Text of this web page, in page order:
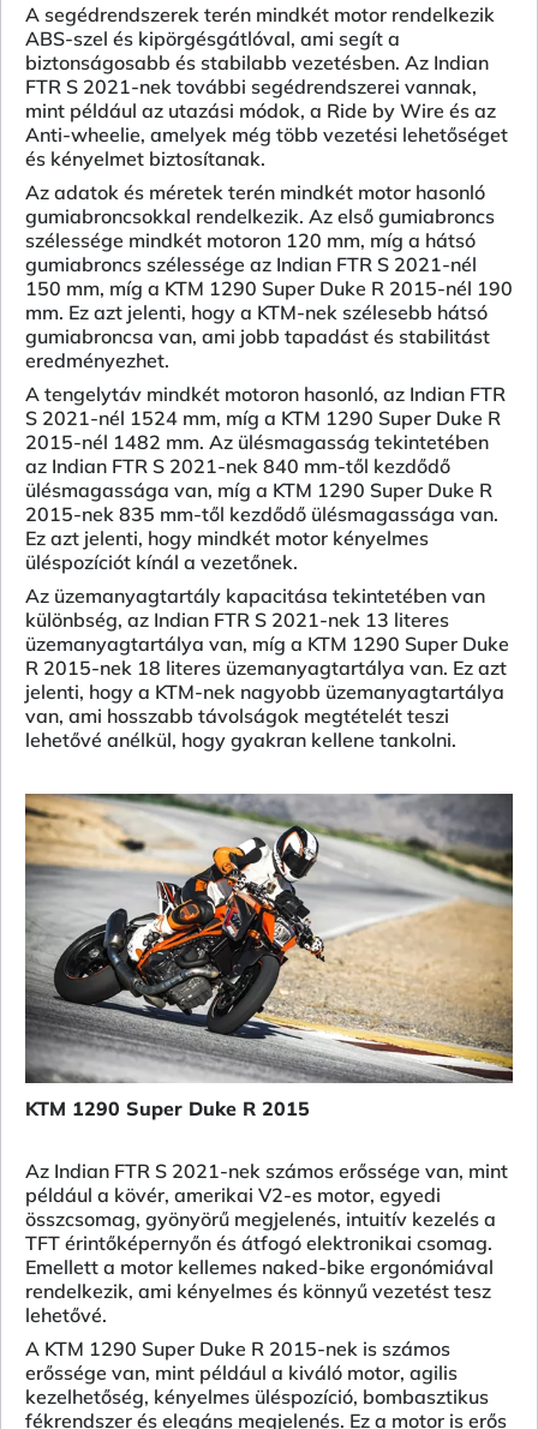
A segédrendszerek terén mindkét motor rendelkezik
ABS-szel és kipörgésgátlóval, ami segít a
biztonságosabb és stabilabb vezetésben. Az Indian
FTR S 2021-nek további segédrendszerei vannak,
mint például az utazási módok, a Ride by Wire és az
Anti-wheelie, amelyek még több vezetési lehetőséget
és kényelmet biztosítanak.
Az adatok és méretek terén mindkét motor hasonló
gumiabroncsokkal rendelkezik. Az első gumiabroncs
szélessége mindkét motoron 120 mm, míg a hátsó
gumiabroncs szélessége az Indian FTR S 2021-nél
150 mm, míg a KTM 1290 Super Duke R 2015-nél 190
mm. Ez azt jelenti, hogy a KTM-nek szélesebb hátsó
gumiabroncsa van, ami jobb tapadást és stabilitást
eredményezhet.
A tengelytáv mindkét motoron hasonló, az Indian FTR
S 2021-nél 1524 mm, míg a KTM 1290 Super Duke R
2015-nél 1482 mm. Az ülésmagasság tekintetében
az Indian FTR S 2021-nek 840 mm-től kezdődő
ülésmagassága van, míg a KTM 1290 Super Duke R
2015-nek 835 mm-től kezdődő ülésmagassága van.
Ez azt jelenti, hogy mindkét motor kényelmes
üléspozíciót kínál a vezetőnek.
Az üzemanyagtartály kapacitása tekintetében van
különbség, az Indian FTR S 2021-nek 13 literes
üzemanyagtartálya van, míg a KTM 1290 Super Duke
R 2015-nek 18 literes üzemanyagtartálya van. Ez azt
jelenti, hogy a KTM-nek nagyobb üzemanyagtartálya
van, ami hosszabb távolságok megtételét teszi
lehetővé anélkül, hogy gyakran kellene tankolni.
KTM 1290 Super Duke R 2015
Az Indian FTR S 2021-nek számos erőssége van, mint
például a kövér, amerikai V2-es motor, egyedi
összcsomag, gyönyörű megjelenés, intuitív kezelés a
TFT érintőképernyőn és átfogó elektronikai csomag.
Emellett a motor kellemes naked-bike ergonómiával
rendelkezik, ami kényelmes és könnyű vezetést tesz
lehetővé.
A KTM 1290 Super Duke R 2015-nek is számos
erőssége van, mint például a kiváló motor, agilis
kezelhetőség, kényelmes üléspozíció, bombasztikus
fékrendszer és elegáns megjelenés. Ez a motor is erős